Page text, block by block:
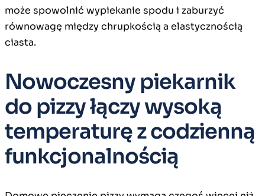
może spowolnić wypiekanie spodu i zaburzyć
równowagę między chrupkością a elastycznością
ciasta.
Nowoczesny piekarnik
do pizzy łączy wysoką
temperaturę z codzienną
funkcjonalnością